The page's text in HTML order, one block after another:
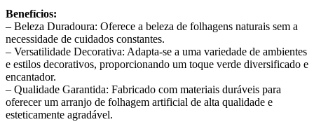
Benefícios:
– Beleza Duradoura: Oferece a beleza de folhagens naturais sem a
necessidade de cuidados constantes.
– Versatilidade Decorativa: Adapta-se a uma variedade de ambientes
e estilos decorativos, proporcionando um toque verde diversificado e
encantador.
– Qualidade Garantida: Fabricado com materiais duráveis para
oferecer um arranjo de folhagem artificial de alta qualidade e
esteticamente agradável.